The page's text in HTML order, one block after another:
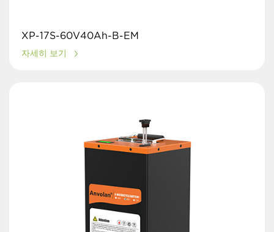
XP-17S-60V40Ah-B-EM
자세히 보기